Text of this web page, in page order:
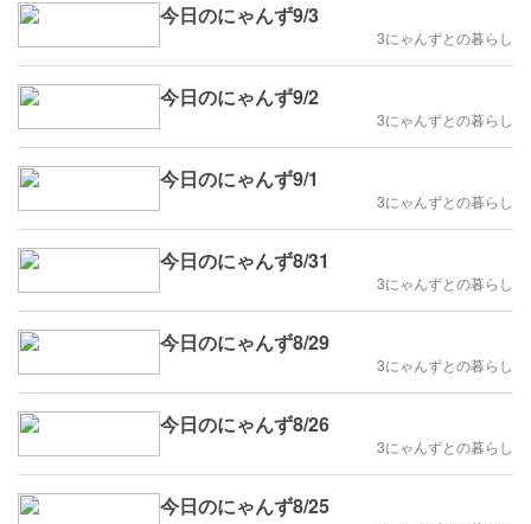
今日のにゃんず9/3
3にゃんずとの暮らし
今日のにゃんず9/2
3にゃんずとの暮らし
今日のにゃんず9/1
3にゃんずとの暮らし
今日のにゃんず8/31
3にゃんずとの暮らし
今日のにゃんず8/29
3にゃんずとの暮らし
今日のにゃんず8/26
3にゃんずとの暮らし
今日のにゃんず8/25